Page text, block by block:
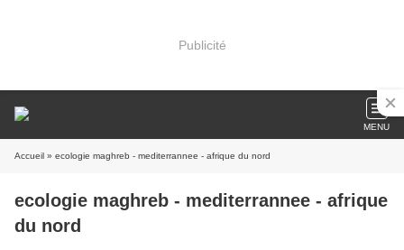
Publicité
MENU
Accueil » ecologie maghreb - mediterrannee - afrique du nord
ecologie maghreb - mediterrannee - afrique
du nord